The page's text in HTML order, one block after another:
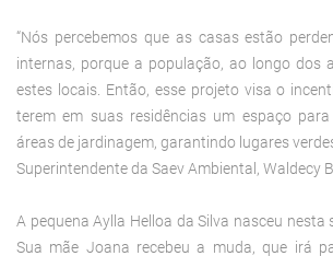
“Nós percebemos que as casas estão
internas, porque a população, ao longo dos
estes locais. Então, esse projeto visa o
terem em suas residências um espaço
áreas de jardinagem, garantindo lugares
Superintendente da Saev Ambiental, Waldecy
A pequena Aylla Helloa da Silva nasceu nesta
Sua mãe Joana recebeu a muda, que irá